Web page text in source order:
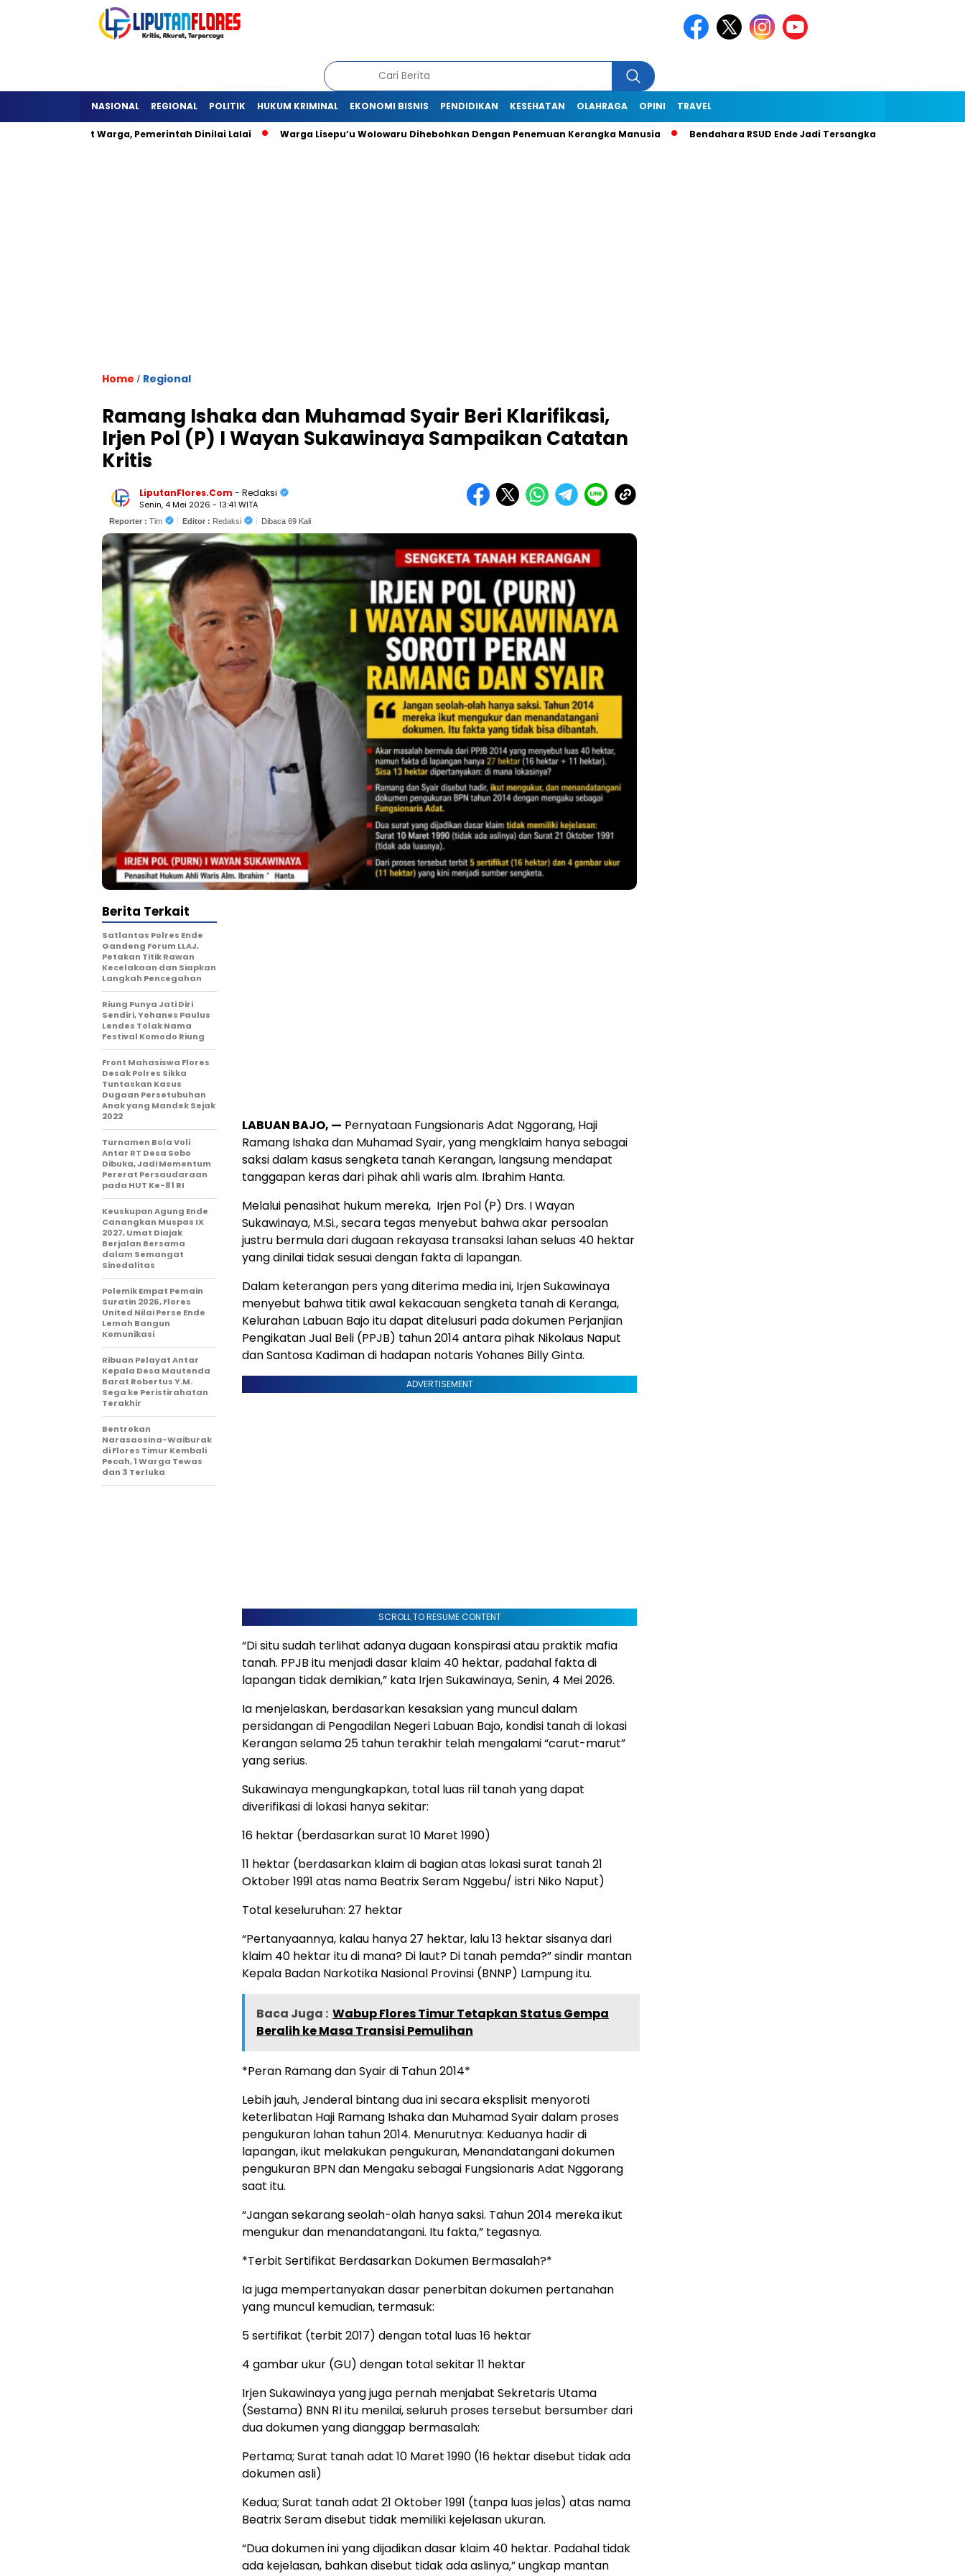
NASIONAL REGIONAL POLITIK HUKUM KRIMINAL EKONOMI BISNIS PENDIDIKAN KESEHATAN OLAHRAGA OPINI TRAVEL
Hambat Warga, Pemerintah Dinilai Lalai Warga Lisepu’u Wolowaru Dihebohkan Dengan Penemuan Kerangka Manusia Bendahara RSUD Ende Jadi Tersangka Dugaan Korupsi Rp1,9
Home / Regional
Ramang Ishaka dan Muhamad Syair Beri Klarifikasi,
Irjen Pol (P) I Wayan Sukawinaya Sampaikan Catatan
Kritis
LiputanFlores.Com - Redaksi
Senin, 4 Mei 2026 - 13:41 WITA
Reporter : Tim Editor : Redaksi Dibaca 69 Kali
LABUAN BAJO, — Pernyataan Fungsionaris Adat Nggorang, Haji
Ramang Ishaka dan Muhamad Syair, yang mengklaim hanya sebagai
saksi dalam kasus sengketa tanah Kerangan, langsung mendapat
tanggapan keras dari pihak ahli waris alm. Ibrahim Hanta.
Melalui penasihat hukum mereka, Irjen Pol (P) Drs. I Wayan
Sukawinaya, M.Si., secara tegas menyebut bahwa akar persoalan
justru bermula dari dugaan rekayasa transaksi lahan seluas 40 hektar
yang dinilai tidak sesuai dengan fakta di lapangan.
Dalam keterangan pers yang diterima media ini, Irjen Sukawinaya
menyebut bahwa titik awal kekacauan sengketa tanah di Keranga,
Kelurahan Labuan Bajo itu dapat ditelusuri pada dokumen Perjanjian
Pengikatan Jual Beli (PPJB) tahun 2014 antara pihak Nikolaus Naput
dan Santosa Kadiman di hadapan notaris Yohanes Billy Ginta.
ADVERTISEMENT
SCROLL TO RESUME CONTENT
“Di situ sudah terlihat adanya dugaan konspirasi atau praktik mafia
tanah. PPJB itu menjadi dasar klaim 40 hektar, padahal fakta di
lapangan tidak demikian,” kata Irjen Sukawinaya, Senin, 4 Mei 2026.
Ia menjelaskan, berdasarkan kesaksian yang muncul dalam
persidangan di Pengadilan Negeri Labuan Bajo, kondisi tanah di lokasi
Kerangan selama 25 tahun terakhir telah mengalami “carut-marut”
yang serius.
Sukawinaya mengungkapkan, total luas riil tanah yang dapat
diverifikasi di lokasi hanya sekitar:
16 hektar (berdasarkan surat 10 Maret 1990)
11 hektar (berdasarkan klaim di bagian atas lokasi surat tanah 21
Oktober 1991 atas nama Beatrix Seram Nggebu/ istri Niko Naput)
Total keseluruhan: 27 hektar
“Pertanyaannya, kalau hanya 27 hektar, lalu 13 hektar sisanya dari
klaim 40 hektar itu di mana? Di laut? Di tanah pemda?” sindir mantan
Kepala Badan Narkotika Nasional Provinsi (BNNP) Lampung itu.
Baca Juga : Wabup Flores Timur Tetapkan Status Gempa
Beralih ke Masa Transisi Pemulihan
*Peran Ramang dan Syair di Tahun 2014*
Lebih jauh, Jenderal bintang dua ini secara eksplisit menyoroti
keterlibatan Haji Ramang Ishaka dan Muhamad Syair dalam proses
pengukuran lahan tahun 2014. Menurutnya: Keduanya hadir di
lapangan, ikut melakukan pengukuran, Menandatangani dokumen
pengukuran BPN dan Mengaku sebagai Fungsionaris Adat Nggorang
saat itu.
“Jangan sekarang seolah-olah hanya saksi. Tahun 2014 mereka ikut
mengukur dan menandatangani. Itu fakta,” tegasnya.
*Terbit Sertifikat Berdasarkan Dokumen Bermasalah?*
Ia juga mempertanyakan dasar penerbitan dokumen pertanahan
yang muncul kemudian, termasuk:
5 sertifikat (terbit 2017) dengan total luas 16 hektar
4 gambar ukur (GU) dengan total sekitar 11 hektar
Irjen Sukawinaya yang juga pernah menjabat Sekretaris Utama
(Sestama) BNN RI itu menilai, seluruh proses tersebut bersumber dari
dua dokumen yang dianggap bermasalah:
Pertama; Surat tanah adat 10 Maret 1990 (16 hektar disebut tidak ada
dokumen asli)
Kedua; Surat tanah adat 21 Oktober 1991 (tanpa luas jelas) atas nama
Beatrix Seram disebut tidak memiliki kejelasan ukuran.
“Dua dokumen ini yang dijadikan dasar klaim 40 hektar. Padahal tidak
ada kejelasan, bahkan disebut tidak ada aslinya,” ungkap mantan
Berita Terkait
Satlantas Polres Ende
Gandeng Forum LLAJ,
Petakan Titik Rawan
Kecelakaan dan Siapkan
Langkah Pencegahan
Riung Punya Jati Diri
Sendiri, Yohanes Paulus
Lendes Tolak Nama
Festival Komodo Riung
Front Mahasiswa Flores
Desak Polres Sikka
Tuntaskan Kasus
Dugaan Persetubuhan
Anak yang Mandek Sejak
2022
Turnamen Bola Voli
Antar RT Desa Sobo
Dibuka, Jadi Momentum
Pererat Persaudaraan
pada HUT Ke-81 RI
Keuskupan Agung Ende
Canangkan Muspas IX
2027, Umat Diajak
Berjalan Bersama
dalam Semangat
Sinodalitas
Polemik Empat Pemain
Suratin 2026, Flores
United Nilai Perse Ende
Lemah Bangun
Komunikasi
Ribuan Pelayat Antar
Kepala Desa Mautenda
Barat Robertus Y.M.
Sega ke Peristirahatan
Terakhir
Bentrokan
Narasaosina-Waiburak
di Flores Timur Kembali
Pecah, 1 Warga Tewas
dan 3 Terluka